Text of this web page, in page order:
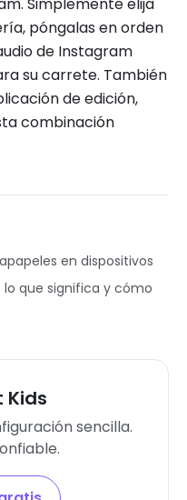
póngalas en orden
de Instagram
su carrete. También
de edición,
combinación
en dispositivos
lo que significa y cómo
Kids
sencilla.